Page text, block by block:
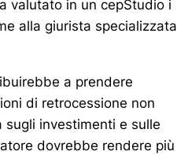
valutato in un cepStudio i
alla giurista specializzata
a prendere
di retrocessione non
sugli investimenti e sulle
dovrebbe rendere più